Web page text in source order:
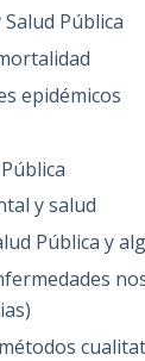
Pública
epidémicos
y salud
Pública y